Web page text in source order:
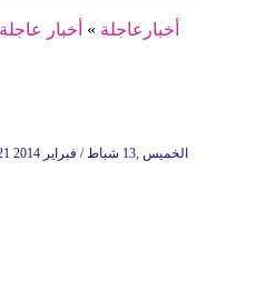
أخبارعاجلة » أخبار عاجلة
11:21 2014 الخميس ,13 شباط / فبراير